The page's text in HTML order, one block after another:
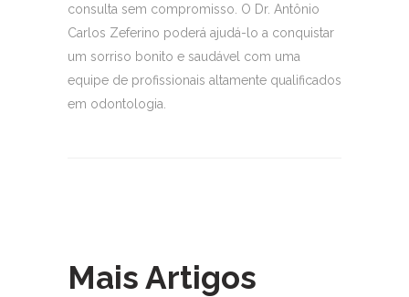
consulta sem compromisso. O Dr. Antônio
Carlos Zeferino poderá ajudá-lo a conquistar
um sorriso bonito e saudável com uma
equipe de profissionais altamente qualificados
em odontologia.
Mais Artigos